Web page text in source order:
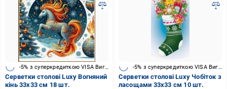
-5% з суперкредиткою VISA Вигода
Серветки столові Luxy Вогняний
кінь 33х33 см 18 шт.
Серветки столові Luxy Чобіток з
ласощами 33х33 см 10 шт.